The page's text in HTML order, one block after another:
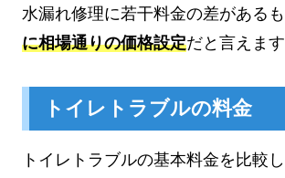
水漏れ修理に若干料金の差があるも
に相場通りの価格設定だと言えます
トイレトラブルの料金
トイレトラブルの基本料金を比較